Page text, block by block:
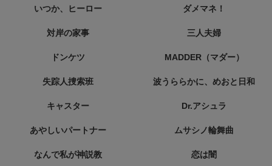
いつか、ヒーロー ダメマネ！
対岸の家事 三人夫婦
ドンケツ MADDER（マダー）
失踪人捜索班 波うららかに、めおと日和
キャスター Dr.アシュラ
あやしいパートナー ムサシノ輪舞曲
なんで私が神説教 恋は闇